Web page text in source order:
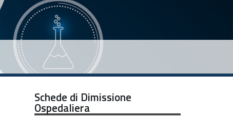
Schede di Dimissione
Ospedaliera